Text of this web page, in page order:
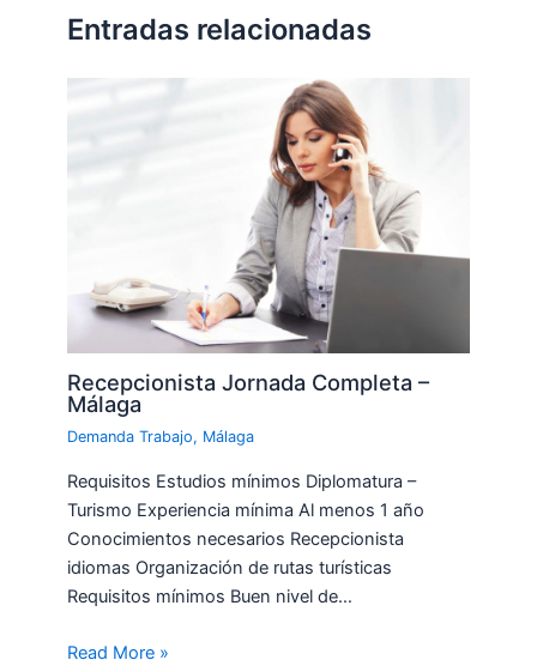
Entradas relacionadas
Recepcionista Jornada Completa –
Málaga
Demanda Trabajo, Málaga
Requisitos Estudios mínimos Diplomatura –
Turismo Experiencia mínima Al menos 1 año
Conocimientos necesarios Recepcionista
idiomas Organización de rutas turísticas
Requisitos mínimos Buen nivel de…
Read More »